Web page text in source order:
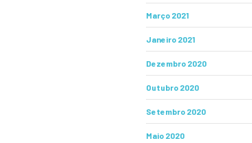
Março 2021
Janeiro 2021
Dezembro 2020
Outubro 2020
Setembro 2020
Maio 2020